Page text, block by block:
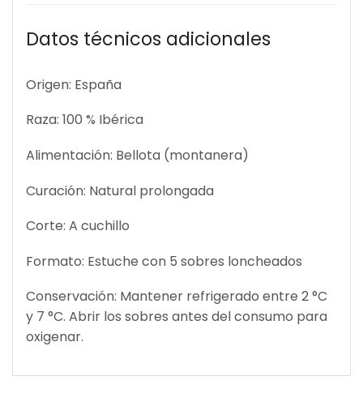
Datos técnicos adicionales
Origen: España
Raza: 100 % Ibérica
Alimentación: Bellota (montanera)
Curación: Natural prolongada
Corte: A cuchillo
Formato: Estuche con 5 sobres loncheados
Conservación: Mantener refrigerado entre 2 °C
y 7 °C. Abrir los sobres antes del consumo para
oxigenar.